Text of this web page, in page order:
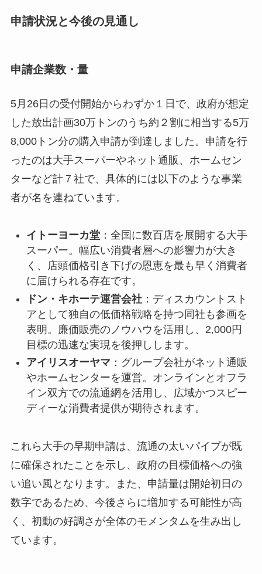
申請状況と今後の見通し
申請企業数・量
5月26日の受付開始からわずか１日で、政府が想定
した放出計画30万トンのうち約２割に相当する5万
8,000トン分の購入申請が到達しました。申請を行
ったのは大手スーパーやネット通販、ホームセン
ターなど計７社で、具体的には以下のような事業
者が名を連ねています。
イトーヨーカ堂：全国に数百店を展開する大手
スーパー。幅広い消費者層への影響力が大き
く、店頭価格引き下げの恩恵を最も早く消費者
に届けられる存在です。
ドン・キホーテ運営会社：ディスカウントスト
アとして独自の低価格戦略を持つ同社も参画を
表明。廉価販売のノウハウを活用し、2,000円
目標の迅速な実現を後押しします。
アイリスオーヤマ ：グループ会社がネット通販
やホームセンターを運営。オンラインとオフラ
イン双方での流通網を活用し、広域かつスピー
ディーな消費者提供が期待されます。
これら大手の早期申請は、流通の太いパイプが既
に確保されたことを示し、政府の目標価格への強
い追い風となります。また、申請量は開始初日の
数字であるため、今後さらに増加する可能性が高
く、初動の好調さが全体のモメンタムを生み出し
ています。